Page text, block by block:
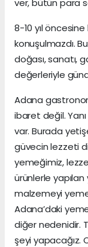
8-10 yıl
konuşulmazdı.
doğası, sanatı,
değerleriyle
Adana
ibaret değil.
var. Burada
güvecin lezzeti
yemeğimiz,
ürünlerle
malzemeyi
Adana’daki
diğer nedenidir.
şeyi yapacağız.